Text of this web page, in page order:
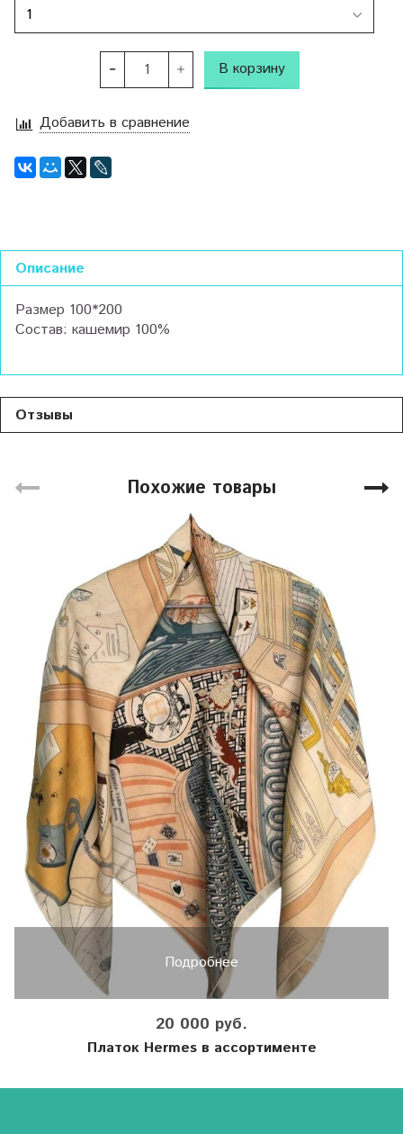
В корзину
Добавить в сравнение
Описание
Размер 100*200
Состав: кашемир 100%
Отзывы
Похожие товары
Подробнее
20 000 руб.
Платок Hermes в ассортименте